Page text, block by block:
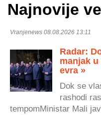
Najnovije
Vranjenews 08.08.2026 13:11
Radar:
manjak
evra »
Dok se
rashodi
tempomMinistar Mali